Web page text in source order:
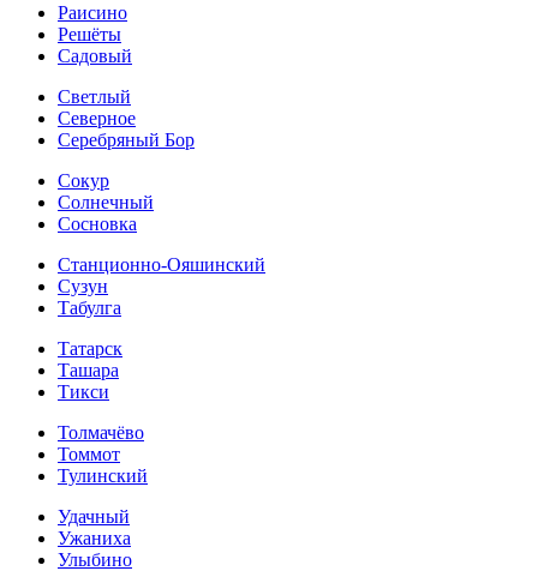
Раисино
Решёты
Садовый
Светлый
Северное
Серебряный Бор
Сокур
Солнечный
Сосновка
Станционно-Ояшинский
Сузун
Табулга
Татарск
Ташара
Тикси
Толмачёво
Томмот
Тулинский
Удачный
Ужаниха
Улыбино